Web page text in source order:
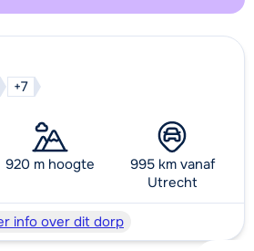
+7
920 m hoogte
995 km vanaf
Utrecht
info over dit dorp